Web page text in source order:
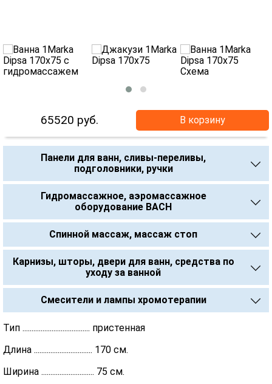
65520 руб. В корзину
Панели для ванн, сливы-переливы,
подголовники, ручки
Гидромассажное, аэромассажное
оборудование BACH
Спинной массаж, массаж стоп
Карнизы, шторы, двери для ванн, средства по
уходу за ванной
Смесители и лампы хромотерапии
Тип ..................................... пристенная
Длина ................................ 170 см.
Ширина ............................. 75 см.